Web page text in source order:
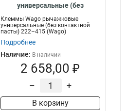
универсальные (без
контактной пасты) 222–415,
53163
Клеммы Wago рычажковые
универсальные (без контактной
пасты) 222–415 (Wago)
Подробнее
Наличие: В наличии
2 658,00 ₽
– +
В корзину